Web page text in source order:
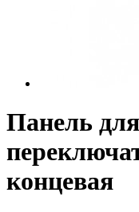
Панель
концевая